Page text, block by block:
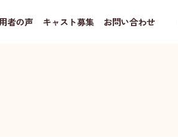
者の声 キャスト募集 お問い合わせ